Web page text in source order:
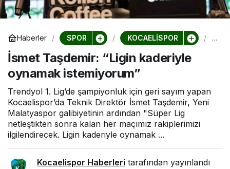
Haberler SPOR KOCAELİSPOR
İs
g
İsmet Taşdemir: “Ligin kaderiyle
oynamak istemiyorum”
Trendyol 1. Lig’de şampiyonluk için geri sayım yapan
Kocaelispor’da Teknik Direktör İsmet Taşdemir, Yeni
Malatyaspor galibiyetinin ardından "Süper Lig
netleştikten sonra kalan her maçımız rakiplerimizi
ilgilendirecek. Ligin kaderiyle oynamak ...
Kocaelispor Haberleri tarafından yayınlandı